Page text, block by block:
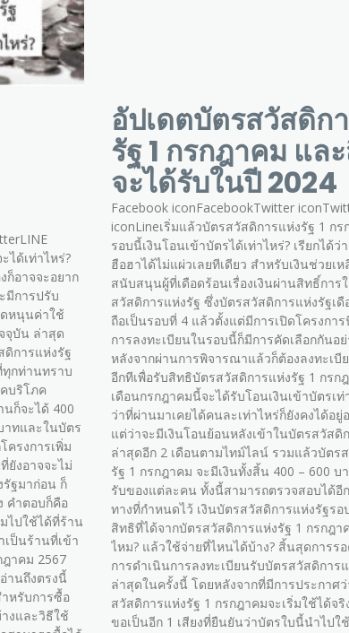
ได้เท่าไหร่?
อาจจะอยาก
มีการปรับ
ดหนุนค่าใช้
จุบัน ล่าสุด
ดิการแห่งรัฐ
ทุกท่านทราบ
บริโภค
ก็จะได้ 400
าทและในบัตร
ครงการเพิ่ม
ยังอาจจะไม่
รัฐมาก่อน ก็
คำตอบก็คือ
ไปใช้ได้ที่ร้าน
ป็นร้านที่เข้า
าคม 2567
านถึงตรงนี้
หรับการซื้อ
งและวิธีใช้
อัปเดตบัตรสวัสดิก
รัฐ 1 กรกฎาคม แล
จะได้รับในปี 2024
Facebook iconFacebookTwitter
iconLineเริ่มแล้วบัตรสวัสดิการแห่งรัฐ 1 กร
รอบนี้เงินโอนเข้าบัตรได้เท่าไหร่? เรียกได้ว่
ฮือฮาได้ไม่แผ่วเลยทีเดียว สำหรับเงินช่วยเห
สนับสนุนผู้ที่เดือดร้อนเรื่องเงินผ่านสิทธิ์การ
สวัสดิการแห่งรัฐ ซึ่งบัตรสวัสดิการแห่งรัฐเ
ถือเป็นรอบที่ 4 แล้วตั้งแต่มีการเปิดโครงก
การลงทะเบียนในรอบนี้ก็มีการคัดเลือกกันอ
หลังจากผ่านการพิจารณาแล้วก็ต้องลงทะเ
อีกทีเพื่อรับสิทธิบัตรสวัสดิการแห่งรัฐ 1 กรก
เดือนกรกฎาคมนี้จะได้รับโอนเงินเข้าบัตรเท่
ว่าที่ผ่านมาเคยได้คนละเท่าไหร่ก็ยังคงได้อยู่
แต่ว่าจะมีเงินโอนย้อนหลังเข้าในบัตรสวัสดิ
ล่าสุดอีก 2 เดือนตามไทม์ไลน์ รวมแล้วบัตร
รัฐ 1 กรกฎาคม จะมีเงินทั้งสิ้น 400 – 600
รับของแต่ละคน ทั้งนี้สามารถตรวจสอบได้อี
ทางที่กำหนดไว้ เงินบัตรสวัสดิการแห่งรัฐรอ
สิทธิที่ได้จากบัตรสวัสดิการแห่งรัฐ 1 กรกฎา
ไหม? แล้วใช้จ่ายที่ไหนได้บ้าง? สิ้นสุดการร
การดำเนินการลงทะเบียนรับบัตรสวัสดิการ
ล่าสุดในครั้งนี้ โดยหลังจากที่มีการประกาศ
สวัสดิการแห่งรัฐ 1 กรกฎาคมจะเริ่มใช้ได้จริ
ขอเป็นอีก 1 เสียงที่ยืนยันว่าบัตรใบนี้นำไปใ